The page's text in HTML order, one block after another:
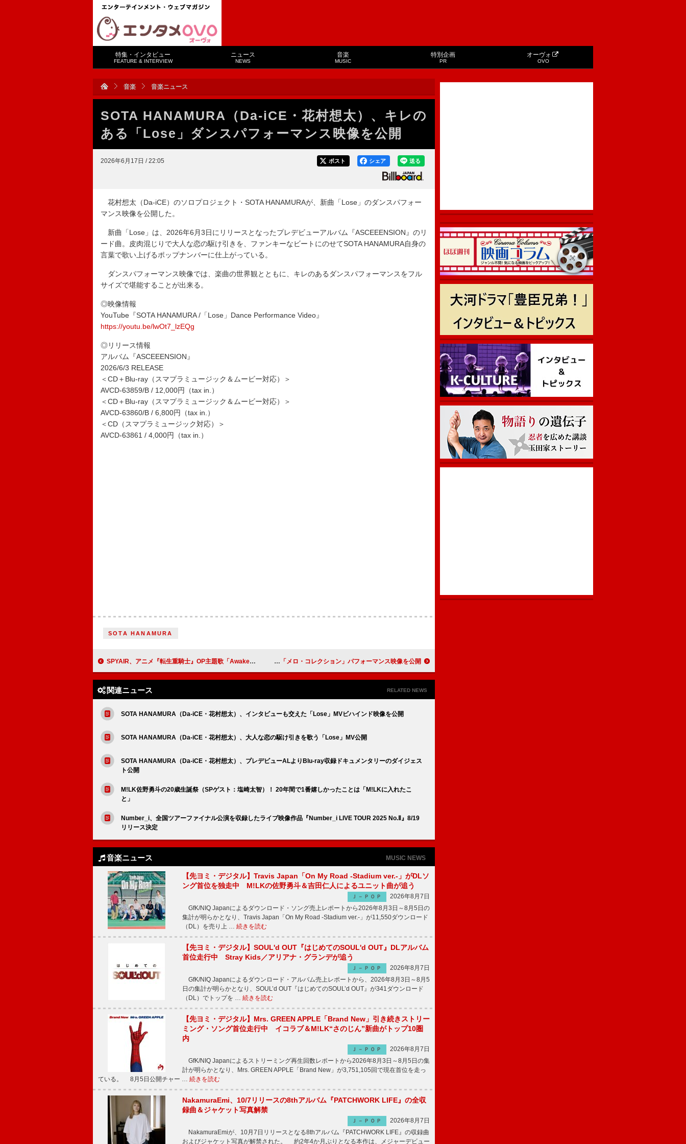
特集・インタビュー
FEATURE & INTERVIEW
ニュース
NEWS
音楽
MUSIC
特別企画
PR
オーヴォ
OVO
音楽 音楽ニュース
SOTA HANAMURA（Da-iCE・花村想太）、キレの
ある「Lose」ダンスパフォーマンス映像を公開
2026年6月17日 / 22:05 送る
シェア
ポスト
花村想太（Da-iCE）のソロプロジェクト・SOTA HANAMURAが、新曲「Lose」のダンスパフォー
マンス映像を公開した。
新曲「Lose」は、2026年6月3日にリリースとなったプレデビューアルバム『ASCEEENSION』のリ
ード曲。皮肉混じりで大人な恋の駆け引きを、ファンキーなビートにのせてSOTA HANAMURA自身の
言葉で歌い上げるポップナンバーに仕上がっている。
ダンスパフォーマンス映像では、楽曲の世界観とともに、キレのあるダンスパフォーマンスをフル
サイズで堪能することが出来る。
◎映像情報
YouTube『SOTA HANAMURA /「Lose」Dance Performance Video』
https://youtu.be/lwOt7_lzEQg
◎リリース情報
アルバム『ASCEEENSION』
2026/6/3 RELEASE
＜CD＋Blu-ray（スマプラミュージック＆ムービー対応）＞
AVCD-63859/B / 12,000円（tax in.）
＜CD＋Blu-ray（スマプラミュージック＆ムービー対応）＞
AVCD-63860/B / 6,800円（tax in.）
＜CD（スマプラミュージック対応）＞
AVCD-63861 / 4,000円（tax in.）
SOTA HANAMURA
SPYAIR、アニメ『転生重騎士』OP主題歌「Awake」配信リリース Lienel、“メロメロポーズ”など独創的な「メロ・コレクション」パフォーマンス映像を公開
関連ニュース RELATED NEWS
SOTA HANAMURA（Da-iCE・花村想太）、インタビューも交えた「Lose」MVビハインド映像を公開
SOTA HANAMURA（Da-iCE・花村想太）、大人な恋の駆け引きを歌う「Lose」MV公開
SOTA HANAMURA（Da-iCE・花村想太）、プレデビューALよりBlu-ray収録ドキュメンタリーのダイジェス
ト公開
M!LK佐野勇斗の20歳生誕祭（SPゲスト：塩崎太智）！ 20年間で1番嬉しかったことは「M!LKに入れたこ
と」
Number_i、全国ツアーファイナル公演を収録したライブ映像作品『Number_i LIVE TOUR 2025 No.Ⅱ』8/19
リリース決定
音楽ニュース MUSIC NEWS
【先ヨミ・デジタル】Travis Japan「On My Road -Stadium ver.-」がDLソ
ング首位を独走中 M!LKの佐野勇斗＆吉田仁人によるユニット曲が追う
Ｊ－ＰＯＰ
2026年8月7日
GfK/NIQ Japanによるダウンロード・ソング売上レポートから2026年8月3日～8月5日の
集計が明らかとなり、Travis Japan「On My Road -Stadium ver.-」が11,550ダウンロード
（DL）を売り上 … 続きを読む
【先ヨミ・デジタル】SOUL'd OUT『はじめてのSOUL'd OUT』DLアルバム
首位走行中 Stray Kids／アリアナ・グランデが追う
Ｊ－ＰＯＰ
2026年8月7日
GfK/NIQ Japanによるダウンロード・アルバム売上レポートから、2026年8月3日～8月5
日の集計が明らかとなり、SOUL’d OUT『はじめてのSOUL’d OUT』が341ダウンロード
（DL）でトップを … 続きを読む
【先ヨミ・デジタル】Mrs. GREEN APPLE「Brand New」引き続きストリー
ミング・ソング首位走行中 イコラブ＆M!LK“さのじん”新曲がトップ10圏
内
Ｊ－ＰＯＰ
2026年8月7日
GfK/NIQ Japanによるストリーミング再生回数レポートから2026年8月3日～8月5日の集
計が明らかとなり、Mrs. GREEN APPLE「Brand New」が3,751,105回で現在首位を走っ
ている。 8月5日公開チャー … 続きを読む
NakamuraEmi、10/7リリースの8thアルバム『PATCHWORK LIFE』の全収
録曲＆ジャケット写真解禁
Ｊ－ＰＯＰ
2026年8月7日
NakamuraEmiが、10月7日リリースとなる8thアルバム『PATCHWORK LIFE』の収録曲
およびジャケット写真が解禁された。 約2年4か月ぶりとなる本作は、メジャーデビュー